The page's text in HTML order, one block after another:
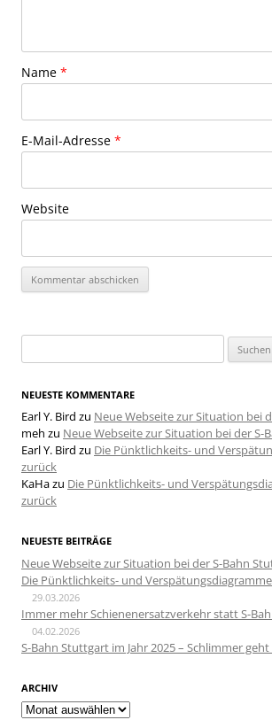
Name *
E-Mail-Adresse *
Website
nach:
NEUESTE KOMMENTARE
Earl Y. Bird zu Neue Webseite zur Situation bei
meh zu Neue Webseite zur Situation bei der S-
Earl Y. Bird zu Die Pünktlichkeits- und
zurück
KaHazu Die Pünktlichkeits- und
zurück
NEUESTE BEITRÄGE
Neue Webseite zur Situation bei der S-Bahn
Die Pünktlichkeits- und
29.03.2026
Immer mehr Schienenersatzverkehr statt S-
04.02.2026
S-Bahn Stuttgart im Jahr 2025 – Schlimmer
ARCHIV
Archiv